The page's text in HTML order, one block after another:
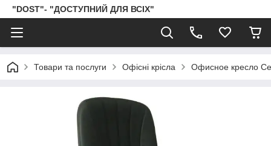
"DOST"- "ДОСТУПНИЙ ДЛЯ ВСІХ"
Товари та послуги Офісні крісла Офисное кресло